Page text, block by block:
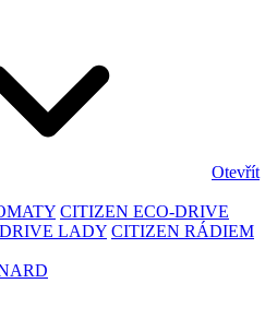
Otevřít
CITIZEN ECO-DRIVE
LADY CITIZEN RÁDIEM